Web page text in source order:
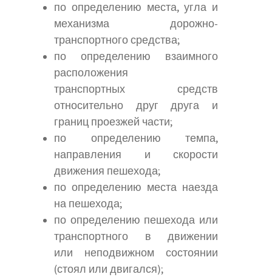
по определению места, угла и
механизма дорожно-
транспортного средства;
по определению взаимного
расположения
транспортных средств
относительно друг друга и
границ проезжей части;
по определению темпа,
направления и скорости
движения пешехода;
по определению места наезда
на пешехода;
по определению пешехода или
транспортного в движении
или неподвижном состоянии
(стоял или двигался);